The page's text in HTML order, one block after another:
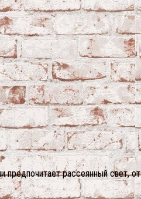
предпочитает рассеянный свет, от